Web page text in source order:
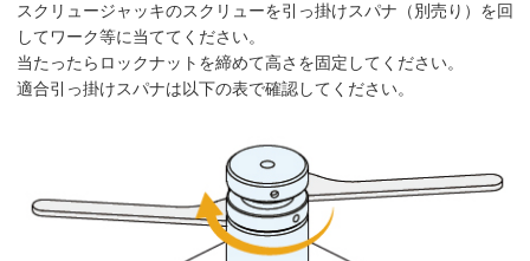
スクリュージャッキのスクリューを引っ掛けスパナ（別売り）を回
してワーク等に当ててください。
当たったらロックナットを締めて高さを固定してください。
適合引っ掛けスパナは以下の表で確認してください。